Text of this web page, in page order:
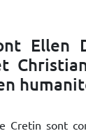
Ellen
sont